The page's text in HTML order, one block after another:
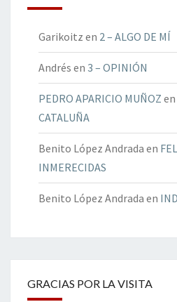
Garikoitz en 2 – ALGO DE MÍ
Andrés en 3 – OPINIÓN
PEDRO APARICIO MUÑOZ en
CATALUÑA
Benito López Andrada en
INMERECIDAS
Benito López Andrada en
GRACIAS POR LA VISITA